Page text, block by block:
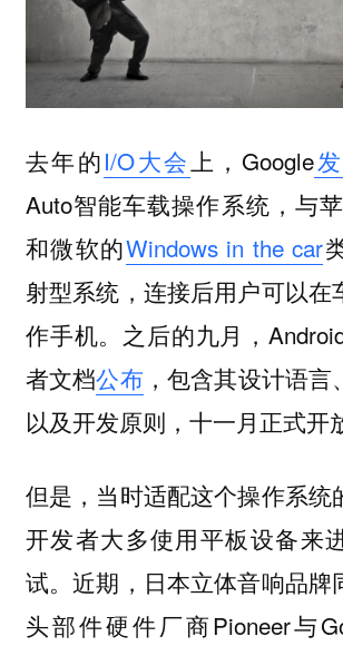
去年的I/O大会 上，Google
Auto智能车载操作系统，与
和微软的Windows in the car
射型系统，连接后用户可以在
作手机。之后的九月，
者文档公布 ，包含其设计语
以及开发原则，十一月正式开
但是，当时适配这个操作系统
开发者大多使用平板设备来
试。近期，日本立体音响品牌
头部件硬件厂商Pioneer与